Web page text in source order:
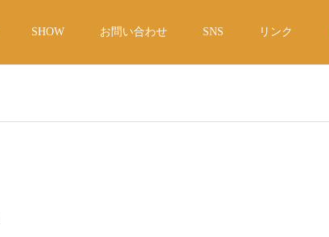
SHOW お問い合わせ SNS リンク